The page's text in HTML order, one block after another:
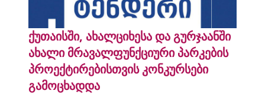
ქუთაისში, ახალციხესა და გურჯაანში
ახალი მრავალფუნქციური პარკების
პროექტირებისთვის კონკურსები
გამოცხადდა